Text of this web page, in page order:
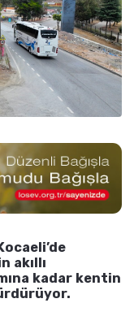
akıllı
kadar kentin